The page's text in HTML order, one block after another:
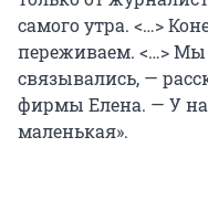
самого утра. <…>
переживаем. <…>
связывались, —
фирмы Елена. — У
маленькая».